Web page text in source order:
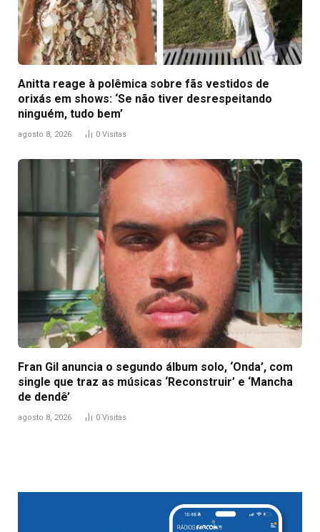
Anitta reage à polêmica sobre fãs vestidos de
orixás em shows: ‘Se não tiver desrespeitando
ninguém, tudo bem’
agosto 8, 2026 0 Visitas
Fran Gil anuncia o segundo álbum solo, ‘Onda’, com
single que traz as músicas ‘Reconstruir’ e ‘Mancha
de dendê’
agosto 8, 2026 0 Visitas